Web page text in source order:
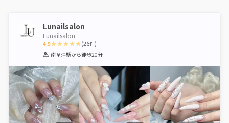
Lunailsalon
Lunailsalon
4.9
1 2 3 4 5
(26件)
南草津駅から徒歩20分